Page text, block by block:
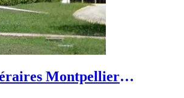
Montpellier